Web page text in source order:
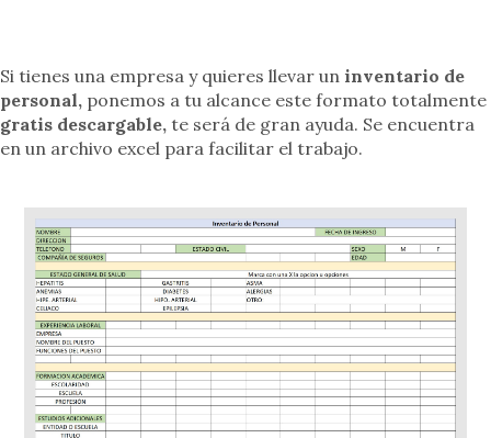
Si tienes una empresa y quieres llevar un inventario de
personal, ponemos a tu alcance este formato totalmente
gratis descargable, te será de gran ayuda. Se encuentra
en un archivo excel para facilitar el trabajo.